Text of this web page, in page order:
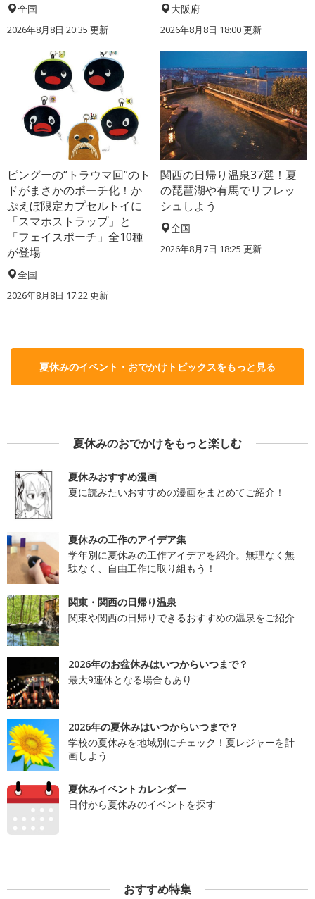
全国
2026年8月8日 20:35 更新
大阪府
2026年8月8日 18:00更新
ピングーの“トラウマ回”のト
ドがまさかのポーチ化！か
ぷえぼ限定カプセルトイに
「スマホストラップ」と
「フェイスポーチ」全10種
が登場
全国
2026年8月8日 17:22更新
関西の日帰り温泉37選！夏
の琵琶湖や有馬でリフレッ
シュしよう
全国
2026年8月7日 18:25 更新
夏休みのイベント・おでかけトピックスをもっと見る
夏休みのおでかけをもっと楽しむ
夏休みおすすめ漫画
夏に読みたいおすすめの漫画をまとめてご紹介！
夏休みの工作のアイデア集
学年別に夏休みの工作アイデアを紹介。無理なく無
駄なく、自由工作に取り組もう！
関東・関西の日帰り温泉
関東や関西の日帰りできるおすすめの温泉をご紹介
2026年のお盆休みはいつからいつまで？
最大9連休となる場合もあり
2026年の夏休みはいつからいつまで？
学校の夏休みを地域別にチェック！夏レジャーを計
画しよう
夏休みイベントカレンダー
日付から夏休みのイベントを探す
おすすめ特集